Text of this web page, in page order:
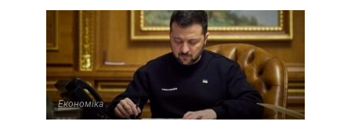
Економіка